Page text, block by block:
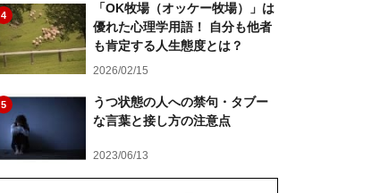
4
「OK牧場（オッケー牧場）」は
優れた心理学用語！ 自分も他者
も肯定する人生態度とは？
2026/02/15
5
うつ状態の人への禁句・タブー
な言葉と接し方の注意点
2023/06/13